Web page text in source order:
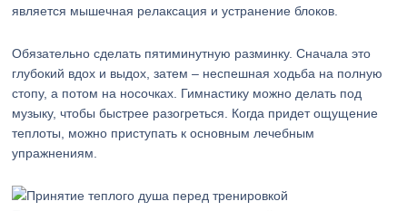
является мышечная релаксация и устранение блоков.
Обязательно сделать пятиминутную разминку. Сначала это
глубокий вдох и выдох, затем – неспешная ходьба на полную
стопу, а потом на носочках. Гимнастику можно делать под
музыку, чтобы быстрее разогреться. Когда придет ощущение
теплоты, можно приступать к основным лечебным
упражнениям.